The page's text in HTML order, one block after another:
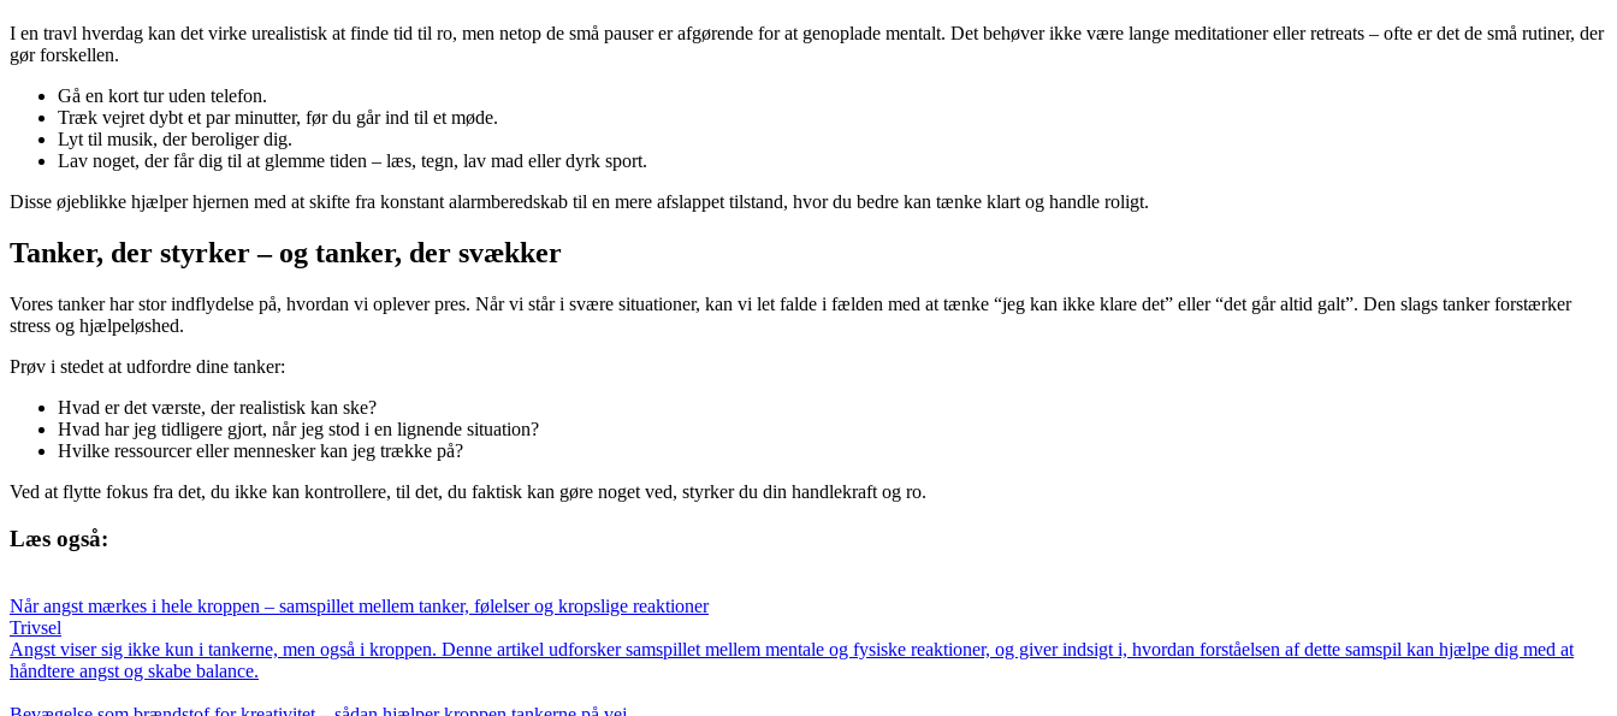
I en travl hverdag kan det virke urealistisk at finde tid til ro, men netop de små pauser er afgørende for at genoplade mentalt. Det behøver ikke være lange meditationer eller retreats – ofte er det de små rutiner, der
gør forskellen.
Gå en kort tur uden telefon.
Træk vejret dybt et par minutter, før du går ind til et møde.
Lyt til musik, der beroliger dig.
Lav noget, der får dig til at glemme tiden – læs, tegn, lav mad eller dyrk sport.
Disse øjeblikke hjælper hjernen med at skifte fra konstant alarmberedskab til en mere afslappet tilstand, hvor du bedre kan tænke klart og handle roligt.
Tanker, der styrker – og tanker, der svækker
Vores tanker har stor indflydelse på, hvordan vi oplever pres. Når vi står i svære situationer, kan vi let falde i fælden med at tænke “jeg kan ikke klare det” eller “det går altid galt”. Den slags tanker forstærker
stress og hjælpeløshed.
Prøv i stedet at udfordre dine tanker:
Hvad er det værste, der realistisk kan ske?
Hvad har jeg tidligere gjort, når jeg stod i en lignende situation?
Hvilke ressourcer eller mennesker kan jeg trække på?
Ved at flytte fokus fra det, du ikke kan kontrollere, til det, du faktisk kan gøre noget ved, styrker du din handlekraft og ro.
Læs også:
Når angst mærkes i hele kroppen – samspillet mellem tanker, følelser og kropslige reaktioner
Trivsel
Angst viser sig ikke kun i tankerne, men også i kroppen. Denne artikel udforsker samspillet mellem mentale og fysiske reaktioner, og giver indsigt i, hvordan forståelsen af dette samspil kan hjælpe dig med at
håndtere angst og skabe balance.